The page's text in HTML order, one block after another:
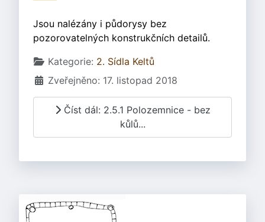
Jsou nalézány i půdorysy bez
pozorovatelných konstrukčních detailů.
Základní údaje
Kategorie: 2. Sídla Keltů
Zveřejněno: 17. listopad 2018
Číst dál: 2.5.1 Polozemnice - bez
kůlů...